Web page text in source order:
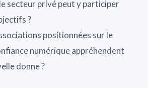
secteur privé peut y participer
?
positionnées sur le
numérique appréhendent
donne ?